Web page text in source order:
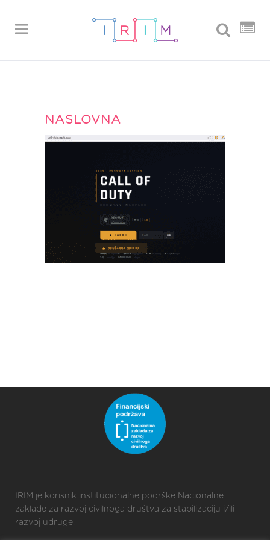
NASLOVNA
IRIM je korisnik institucionalne podrške Nacionalne
zaklade za razvoj civilnoga društva za stabilizaciju i/ili
razvoj udruge.